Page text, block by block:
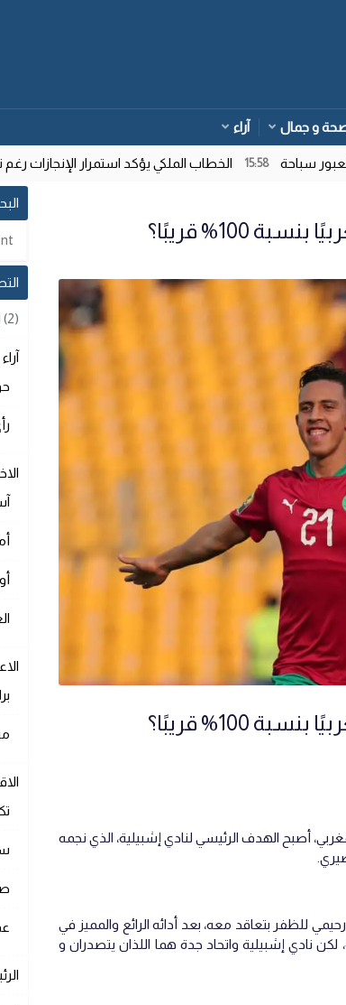
و جمال آراء
15:58 الخطاب الملكي يؤكد استمرار الإنجازات رغم
قريبًا؟
قريبًا؟
أصبح الهدف الرئيسي لنادي إشبيلية، الذي نجمه
للظفر بتعاقد معه، بعد أدائه الرائع والمميز في
نادي إشبيلية واتحاد جدة هما اللذان يتصدران و
(2)
آراء